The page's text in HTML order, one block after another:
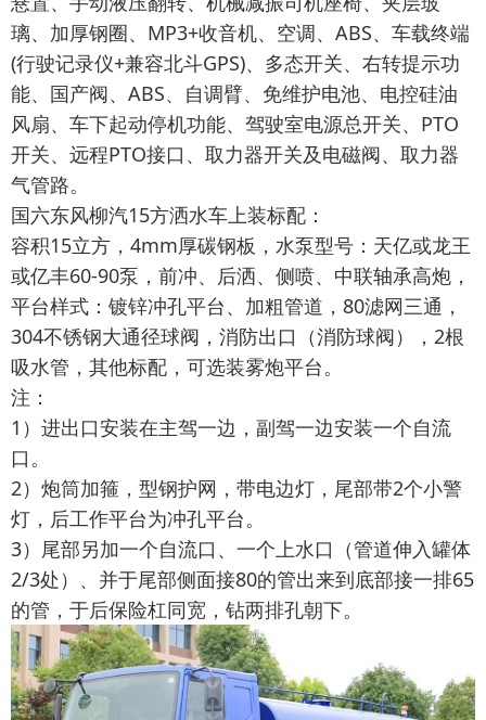
璃、加厚钢圈、MP3+收音机、空调、ABS、车载终端
(行驶记录仪+兼容北斗GPS)、多态开关、右转提示功
能、国产阀、ABS、自调臂、免维护电池、电控硅油
风扇、车下起动停机功能、驾驶室电源总开关、PTO
开关、远程PTO接口、取力器开关及电磁阀、取力器
气管路。
国六东风柳汽15方洒水车上装标配：
容积15立方，4mm厚碳钢板，水泵型号：天亿或龙王
或亿丰60-90泵，前冲、后洒、侧喷、中联轴承高炮，
平台样式：镀锌冲孔平台、加粗管道，80滤网三通，
304不锈钢大通径球阀，消防出口（消防球阀），2根
吸水管，其他标配，可选装雾炮平台。
注：
1）进出口安装在主驾一边，副驾一边安装一个自流
口。
2）炮筒加箍，型钢护网，带电边灯，尾部带2个小警
灯，后工作平台为冲孔平台。
3）尾部另加一个自流口、一个上水口（管道伸入罐体
2/3处）、并于尾部侧面接80的管出来到底部接一排65
的管，于后保险杠同宽，钻两排孔朝下。